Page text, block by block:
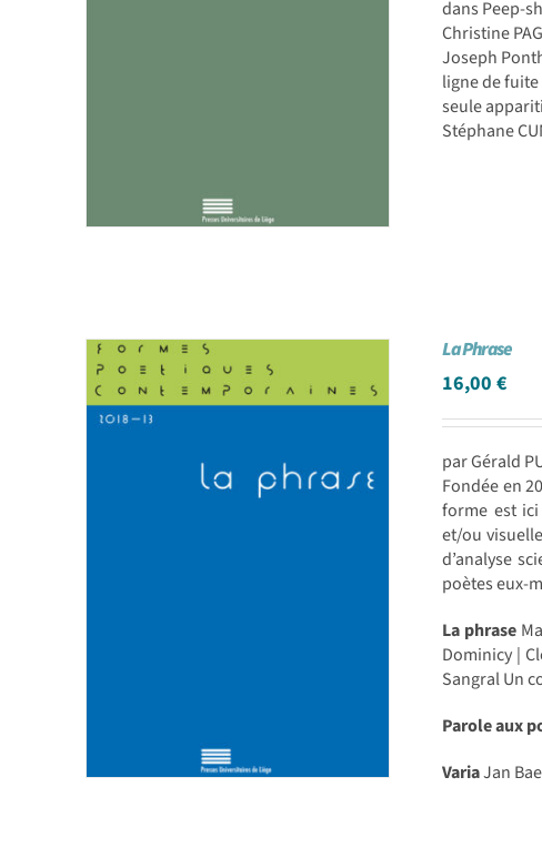
dans Peep-
Christine
Joseph
ligne de fuite
seule
Stéphane
La Phrase
16,00€
par Gérald
Fondée en
forme est
et/ou
d’analyse
poètes eux-
La phrase
Dominicy |
Sangral Un
Parole aux
VariaJan